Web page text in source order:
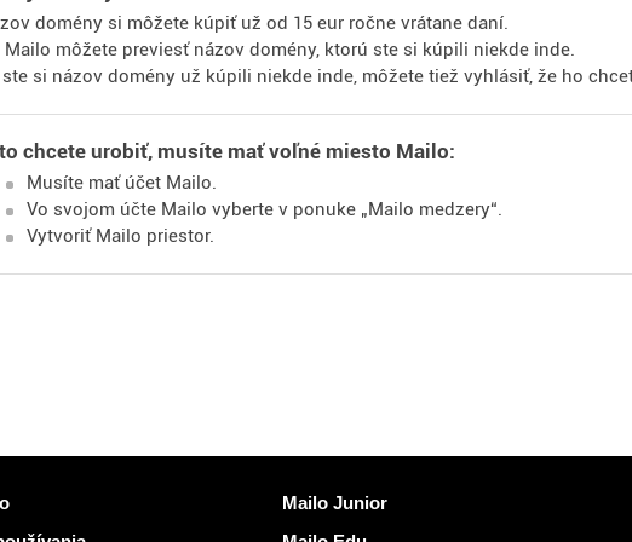
domény si môžete kúpiť už od 15 eur ročne vrátane daní.
Mailo môžete previesť názov domény, ktorú ste si kúpili niekde inde.
ste si názov domény už kúpili niekde inde, môžete tiež vyhlásiť, že ho
chcete urobiť, musíte mať voľné miesto Mailo:
Musíte mať účet Mailo.
Vo svojom účte Mailo vyberte v ponuke „Mailo medzery“.
Vytvoriť Mailo priestor.
Objaviť Mailo
Mailo Junior